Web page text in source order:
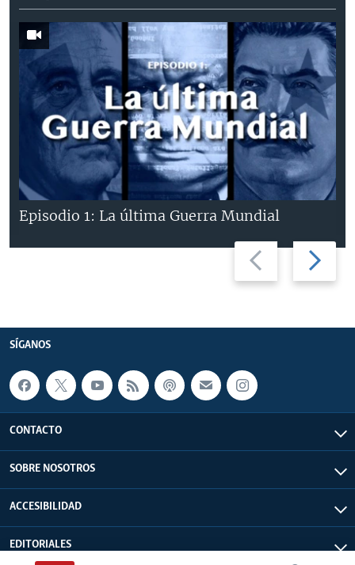
Previous
slide
Next
slide
Episodio 1: La última Guerra Mundial
SÍGANOS
CONTACTO
SOBRE NOSOTROS
ACCESIBILIDAD
EDITORIALES